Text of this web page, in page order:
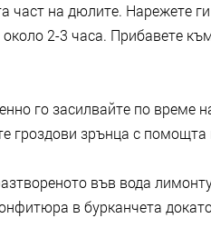
част на дюлите. Нарежете
2-3 часа. Прибавете
го засилвайте по време
гроздови зрънца с
във вода
в бурканчета